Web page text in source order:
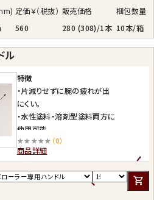
定価￥（税抜） 販売価格
梱包数量
560 280 (308)/1本 10本/箱
ル
特徴
・片減りせずに腕の疲れが出
にくい。
・水性塗料・溶剤型塗料両方に
使用可能。
・ガタガタせずにスムーズにロ
ーラーが回転します。
★★★★★ （0）
商品詳細